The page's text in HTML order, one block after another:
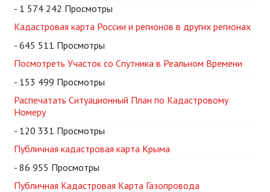
- 1 574 242 Просмотры
Кадастровая карта России и регионов в других регионах
- 645 511 Просмотры
Посмотреть Участок со Спутника в Реальном Времени
- 153 499 Просмотры
Распечатать Ситуационный План по Кадастровому
Номеру
- 120 331 Просмотры
Публичная кадастровая карта Крыма
- 86 955 Просмотры
Публичная Кадастровая Карта Газопровода